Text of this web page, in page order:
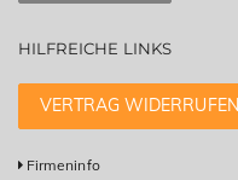
HILFREICHE LINKS
VERTRAG WIDERRUFEN
Firmeninfo